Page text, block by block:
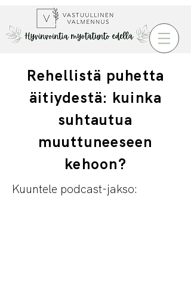
Rehellistä puhetta
äitiydestä: kuinka
suhtautua
muuttuneeseen
kehoon?
Kuuntele podcast-jakso: